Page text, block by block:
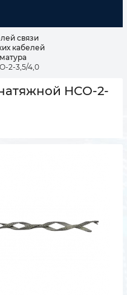
связи
кабелей
2-3,5/4,0
НСО-2-